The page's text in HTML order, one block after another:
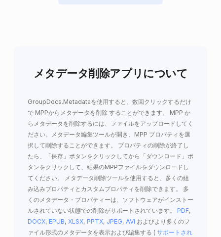
メタデータ削除アプリについて
GroupDocs.Metadataを使用すると、数回クリックするだけ
で MPPからメタデータを削除 することができます。 MPP か
らメタデータを削除するには、ファイルをアップロードしてく
ださい。メタデータ編集ツールが開き、MPP プロパティを選
択して削除することができます。 プロパティの削除が終了し
たら、「保存」ボタンをクリックしてから「ダウンロード」ボ
タンをクリックして、結果のMPPファイルをダウンロードし
てください。 メタデータ削除ツールを使用すると、多くの組
み込みプロパティとカスタムプロパティを削除できます。 多
くのメタデータ・プロパティーは、ソフトウェアがインストー
ルされていない状態での削除がサポートされています。 PDF,
DOCX, EPUB, XLSX, PPTX, JPEG, AVI およびより多くのフ
ァイル形式のメタデータを表示および編集する ( サポートされ